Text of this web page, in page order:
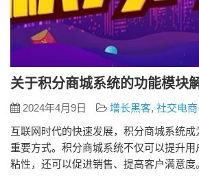
关于积分商城系统的功能模块
2024年4月9日 增长黑客, 社交电商
互联网时代的快速发展，积分商城系统
重要方式。积分商城系统不仅可以提升用
粘性，还可以促进销售、提高客户满意度
瞧积分商城系统的功能模块，分析其在企